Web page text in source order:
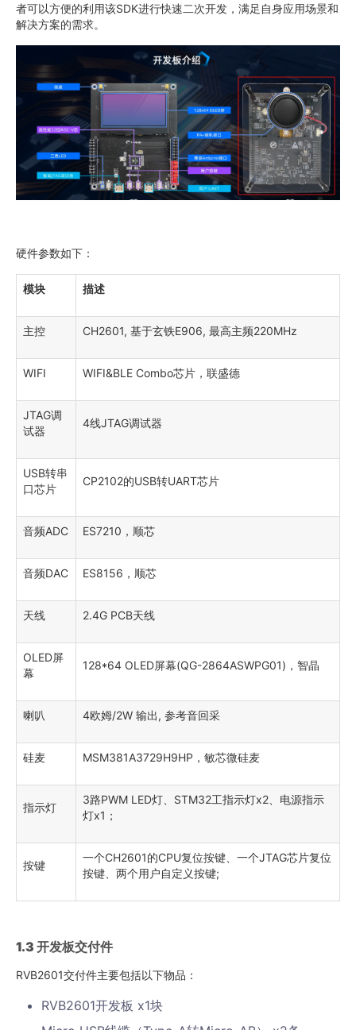
者可以方便的利用该SDK进行快速二次开发，满足自身应用场景和
解决方案的需求。
硬件参数如下：
模块 描述
主控 CH2601, 基于玄铁E906, 最高主频220MHz
WIFI WIFI&BLE Combo芯片，联盛德
JTAG调
试器
4线JTAG调试器
USB转串
口芯片
CP2102的USB转UART芯片
音频ADC ES7210，顺芯
音频DAC ES8156，顺芯
天线 2.4G PCB天线
OLED屏
幕
128*64 OLED屏幕(QG-2864ASWPG01)，智晶
喇叭 4欧姆/2W 输出, 参考音回采
硅麦 MSM381A3729H9HP，敏芯微硅麦
指示灯
3路PWM LED灯、STM32工指示灯x2、电源指示
灯x1；
按键
一个CH2601的CPU复位按键、一个JTAG芯片复位
按键、两个用户自定义按键;
1.3 开发板交付件
RVB2601交付件主要包括以下物品：
RVB2601开发板 x1块